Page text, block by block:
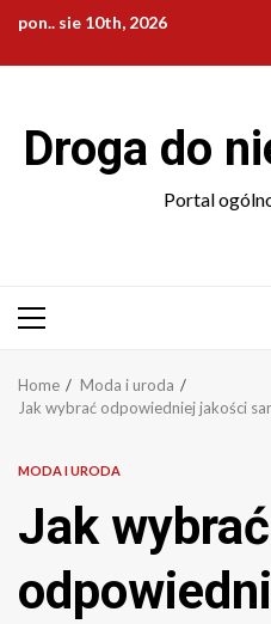
content
pon.. sie 10th, 2026
Droga do
Portal
Primary
Home
Moda i uroda
Jak wybrać odpowiedniej jakości
MODA I URODA
Jak wybrać